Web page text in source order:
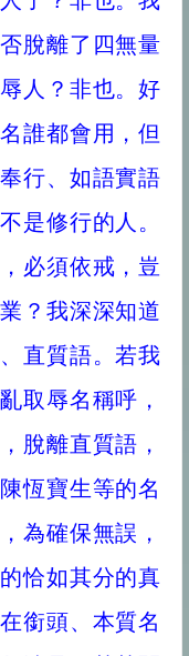
脫離了四無量
人？非也。好
誰都會用，但
行、如語實語
是修行的人。
必須依戒，豈
？我深深知道
直質語。若我
取辱名稱呼，
脫離直質語，
恆寶生等的名
為確保無誤，
恰如其分的真
銜頭、本質名